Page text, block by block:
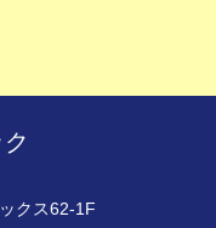
クス62-1F